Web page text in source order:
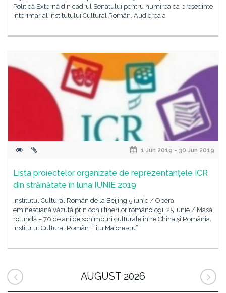
Politică Externă din cadrul Senatului pentru numirea ca președinte
interimar al Institutului Cultural Român. Audierea a
1 Jun 2019 - 30 Jun 2019
Lista proiectelor organizate de reprezentanțele ICR
din străinătate în luna IUNIE 2019
Institutul Cultural Român de la Beijing 5 iunie / Opera
eminesciană văzută prin ochii tinerilor românologi. 25 iunie / Masă
rotundă – 70 de ani de schimburi culturale între China și România.
Institutul Cultural Român „Titu Maiorescu”
AUGUST 2026